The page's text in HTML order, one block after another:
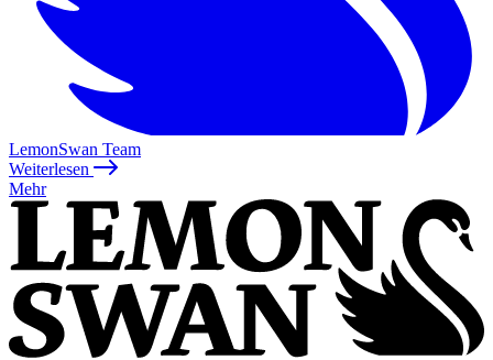
LemonSwan Team
Weiterlesen
Mehr